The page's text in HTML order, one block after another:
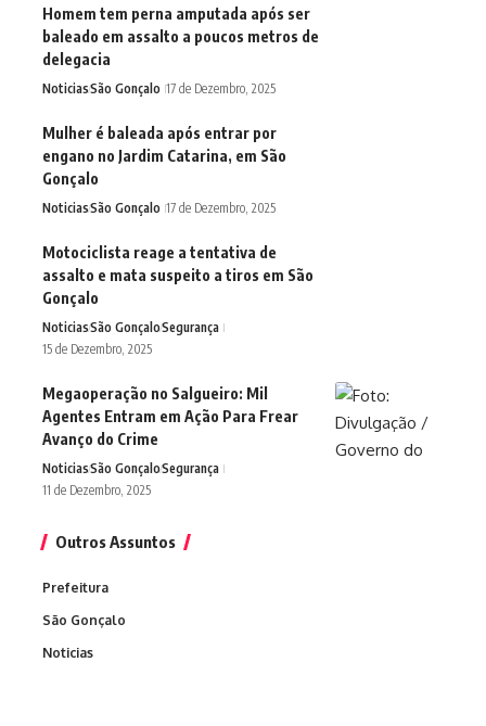
Homem tem perna amputada após ser
baleado em assalto a poucos metros de
delegacia
NoticiasSão Gonçalo 17 de Dezembro, 2025
Mulher é baleada após entrar por
engano no Jardim Catarina, em São
Gonçalo
NoticiasSão Gonçalo 17 de Dezembro, 2025
Motociclista reage a tentativa de
assalto e mata suspeito a tiros em São
Gonçalo
NoticiasSão GonçaloSegurança
15 de Dezembro, 2025
Megaoperação no Salgueiro: Mil
Agentes Entram em Ação Para Frear
Avanço do Crime
NoticiasSão GonçaloSegurança
11 de Dezembro, 2025
Outros Assuntos
Prefeitura
São Gonçalo
Noticias